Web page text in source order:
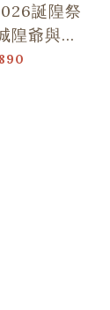
誕隍祭
隍爺與范
舞